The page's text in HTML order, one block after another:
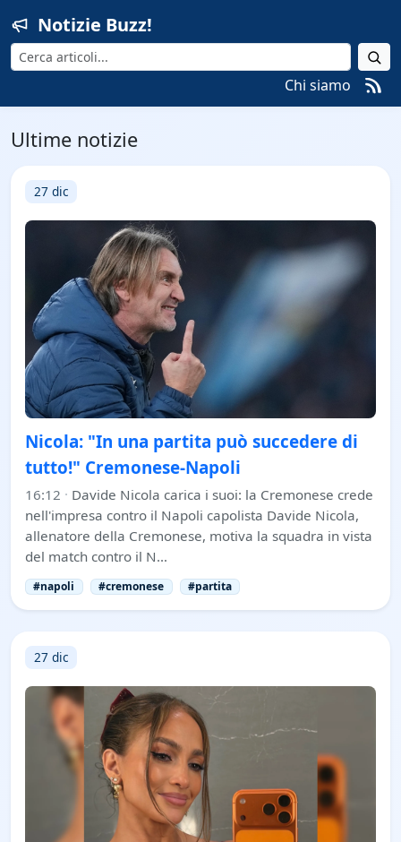
Notizie Buzz!
Cerca
Chi siamo
Ultime notizie
27 dic
Nicola: "In una partita può succedere di
tutto!" Cremonese-Napoli
16:12 · Davide Nicola carica i suoi: la Cremonese crede
nell'impresa contro il Napoli capolista Davide Nicola,
allenatore della Cremonese, motiva la squadra in vista
del match contro il N…
#napoli #cremonese #partita
27 dic